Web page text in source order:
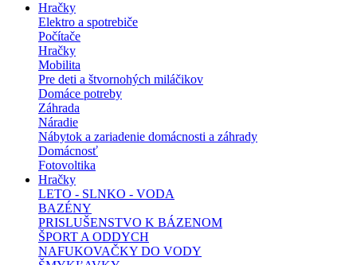
Hračky
Elektro a spotrebiče
Počítače
Hračky
Mobilita
Pre deti a štvornohých miláčikov
Domáce potreby
Záhrada
Náradie
Nábytok a zariadenie domácnosti a záhrady
Domácnosť
Fotovoltika
Hračky
LETO - SLNKO - VODA
BAZÉNY
PRISLUŠENSTVO K BÁZENOM
ŠPORT A ODDYCH
NAFUKOVAČKY DO VODY